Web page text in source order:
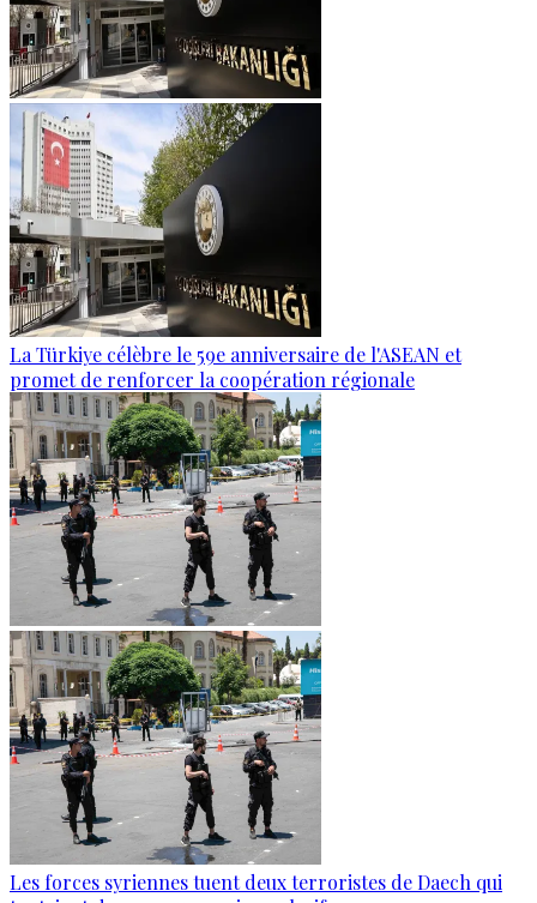
La Türkiye célèbre le 59e anniversaire de l'ASEAN et
promet de renforcer la coopération régionale
Les forces syriennes tuent deux terroristes de Daech qui